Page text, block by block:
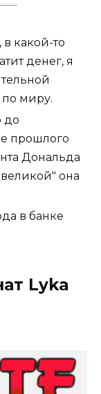
в какой-то
денег, я
по миру.
до
прошлого
Дональда
она
в банке
Lyka